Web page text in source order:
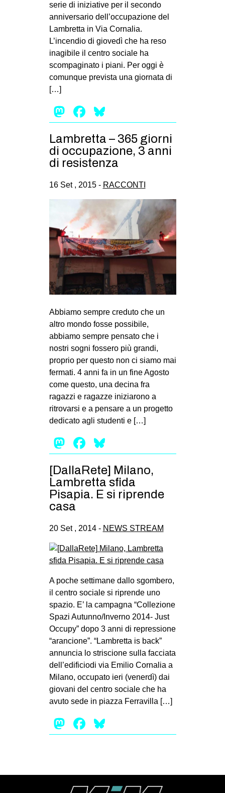
INTERNAZIONALE
AFRICA
AMERICHE
EUROPA
MONDO
in
tw
bsky
ms
SEARCH
serie di iniziative per il secondo
anniversario dell’occupazione del
Lambretta in Via Cornalia.
L’incendio di giovedì che ha reso
inagibile il centro sociale ha
scompaginato i piani. Per oggi è
comunque prevista una giornata di
[…]
Mastodon
Facebook
Lambretta – 365 giorni
di occupazione, 3 anni
di resistenza
16 Set , 2015 - RACCONTI
Abbiamo sempre creduto che un
altro mondo fosse possibile,
abbiamo sempre pensato che i
nostri sogni fossero più grandi,
proprio per questo non ci siamo mai
fermati. 4 anni fa in un fine Agosto
come questo, una decina fra
ragazzi e ragazze iniziarono a
ritrovarsi e a pensare a un progetto
dedicato agli studenti e […]
Mastodon
Facebook
[DallaRete] Milano,
Lambretta sfida
Pisapia. E si riprende
casa
20 Set , 2014 - NEWS STREAM
A poche settimane dallo sgombero,
il centro sociale si riprende uno
spazio. E’ la campagna “Collezione
Spazi Autunno/Inverno 2014- Just
Occupy” dopo 3 anni di repressione
“arancione”. “Lambretta is back”
annuncia lo striscione sulla facciata
dell’edificiodi via Emilio Cornalia a
Milano, occupato ieri (venerdì) dai
giovani del centro sociale che ha
avuto sede in piazza Ferravilla […]
Mastodon
Facebook